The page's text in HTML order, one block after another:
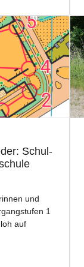
Schul-
und
1
auf